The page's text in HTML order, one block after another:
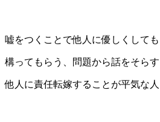
嘘をつくことで他人に優しくしても
構ってもらう、問題から話をそらす
他人に責任転嫁することが平気な人